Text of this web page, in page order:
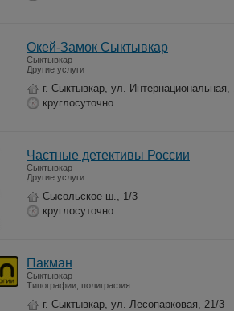
Окей-Замок Сыктывкар
Сыктывкар
Другие услуги
г. Сыктывкар, ул. Интернациональная,
круглосуточно
Частные детективы России
Сыктывкар
Другие услуги
Сысольское ш., 1/3
круглосуточно
Пакман
Сыктывкар
Типографии, полиграфия
г. Сыктывкар, ул. Лесопарковая, 21/3